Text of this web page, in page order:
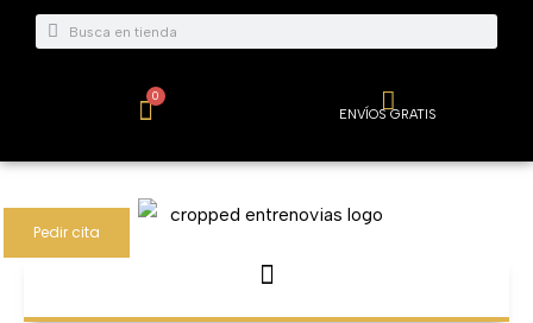
Buscar
Buscar
0
Carrito ENVÍOS GRATIS
Pedir cita